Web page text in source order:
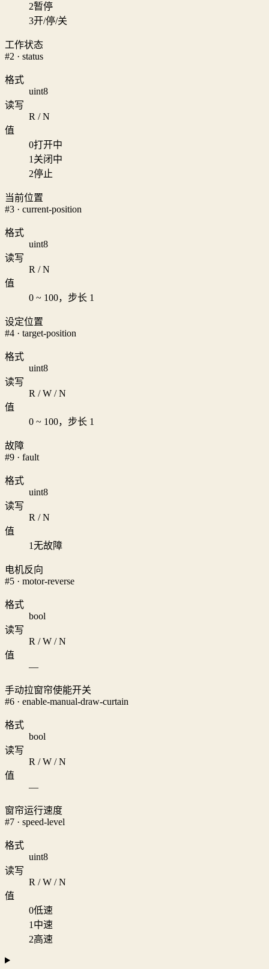
2暂停
3开/停/关
工作状态
#2 · status
格式
uint8
读写
R / N
值
0打开中
1 关闭中
2停止
当前位置
#3 · current-position
格式
uint8
读写
R / N
值
0 ~ 100，步长 1
设定位置
#4 · target-position
格式
uint8
读写
R / W / N
值
0 ~ 100，步长 1
故障
#9 · fault
格式
uint8
读写
R / N
值
1无故障
电机反向
#5 · motor-reverse
格式
bool
读写
R / W / N
值
—
手动拉窗帘使能开关
#6 · enable-manual-draw-curtain
格式
bool
读写
R / W / N
值
—
窗帘运行速度
#7 · speed-level
格式
uint8
读写
R / W / N
值
0低速
1 中速
2高速